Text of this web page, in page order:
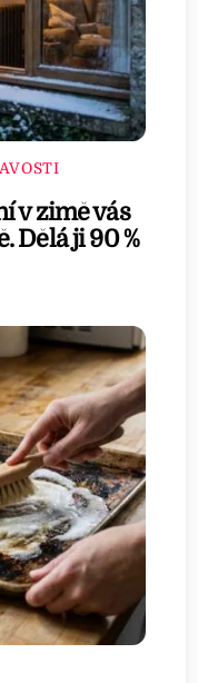
v zimě vás
Dělá ji 90 %